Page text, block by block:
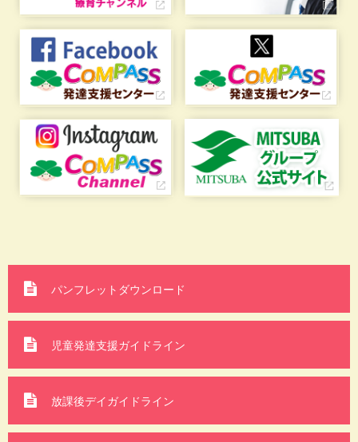
パンフレットダウンロード
児童発達支援ガイドライン
放課後デイガイドライン